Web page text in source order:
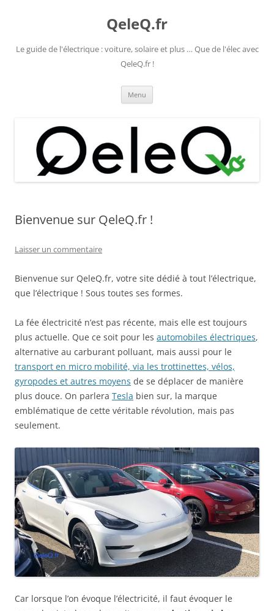
QeleQ.fr
Le guide de l'électrique : voiture, solaire et plus … Que de l'élec avec
QeleQ.fr !
Menu
Bienvenue sur QeleQ.fr !
Laisser un commentaire
Bienvenue sur QeleQ.fr, votre site dédié à tout l’électrique,
que l’électrique ! Sous toutes ses formes.
La fée électricité n’est pas récente, mais elle est toujours
plus actuelle. Que ce soit pour les automobiles électriques,
alternative au carburant polluant, mais aussi pour le
transport en micro mobilité, via les trottinettes, vélos,
gyropodes et autres moyens de se déplacer de manière
plus douce. On parlera Tesla bien sur, la marque
emblématique de cette véritable révolution, mais pas
seulement.
Car lorsque l’on évoque l’électricité, il faut évoquer le